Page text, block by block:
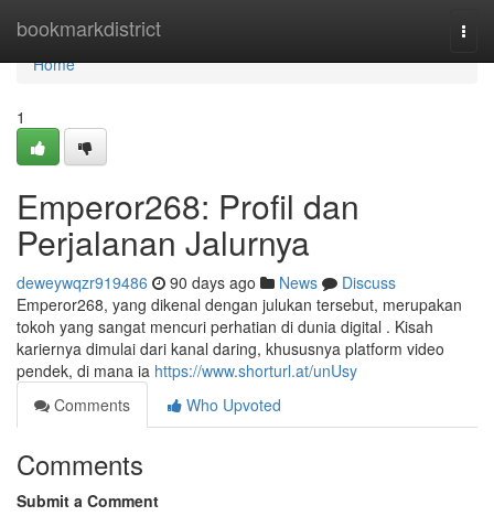
bookmarkdistrict
Home
Home
1
Emperor268: Profil dan
Perjalanan Jalurnya
deweywqzr919486 90 days ago News
Discuss
Emperor268, yang dikenal dengan julukan tersebut, merupakan
tokoh yang sangat mencuri perhatian di dunia digital . Kisah
kariernya dimulai dari kanal daring, khususnya platform video
pendek, di mana ia https://www.shorturl.at/unUsy
Comments
Who Upvoted
Comments
Submit a Comment